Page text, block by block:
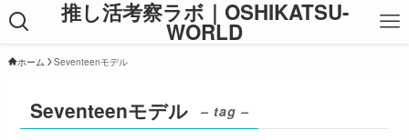
推し活考察ラボ｜OSHIKATSU-
WORLD
ホーム Seventeenモデル
Seventeenモデル – tag –